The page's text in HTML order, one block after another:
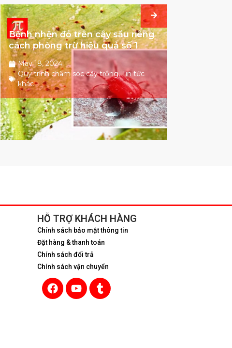
Bệnh nhện đỏ trên cây sầu riêng
cách phòng trừ hiệu quả số 1
May 18, 2024
Quy trình chăm sóc cây trồng,Tin tức
khác
HỖ TRỢ KHÁCH HÀNG
Chính sách bảo mật thông tin
Đặt hàng & thanh toán
Chính sách đổi trả
Chính sách vận chuyển